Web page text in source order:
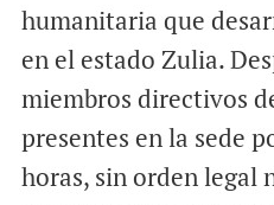
humanitaria que
en el estado Zulia.
miembros directivos
presentes en la sede
horas, sin orden legal